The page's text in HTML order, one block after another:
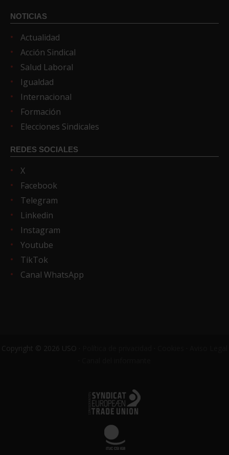
NOTICIAS
Actualidad
Acción Sindical
Salud Laboral
Igualdad
Internacional
Formación
Elecciones Sindicales
REDES SOCIALES
X
Facebook
Telegram
Linkedin
Instagram
Youtube
TikTok
Canal WhatsApp
Copyright © 2026 USO ·